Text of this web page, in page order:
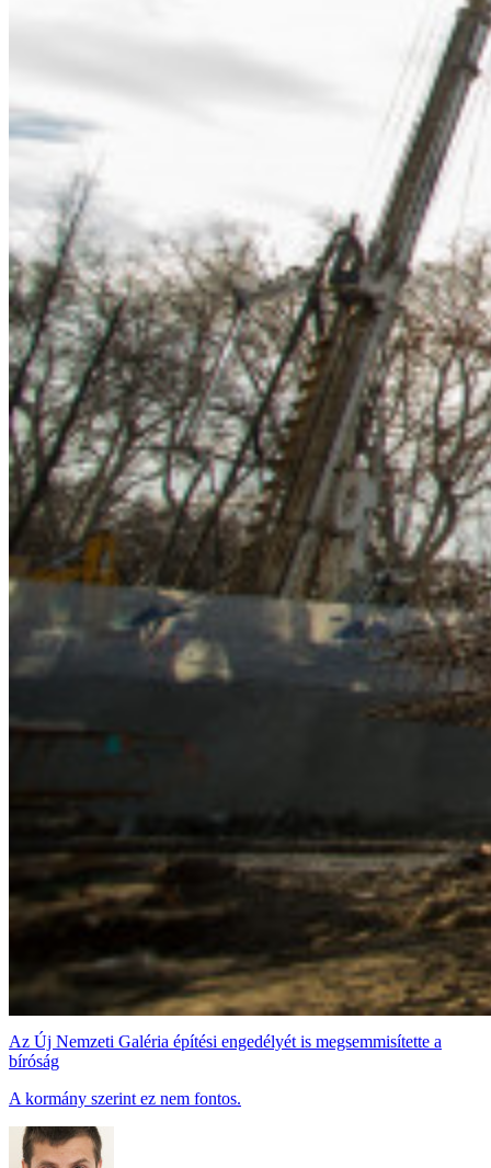
Az Új Nemzeti Galéria építési engedélyét is megsemmisítette a
bíróság
A kormány szerint ez nem fontos.